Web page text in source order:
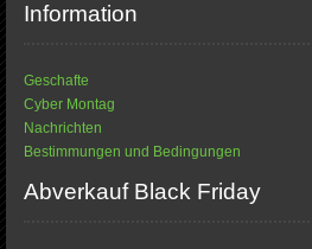
Information
Geschafte
Cyber Montag
Nachrichten
Bestimmungen und Bedingungen
Abverkauf Black Friday